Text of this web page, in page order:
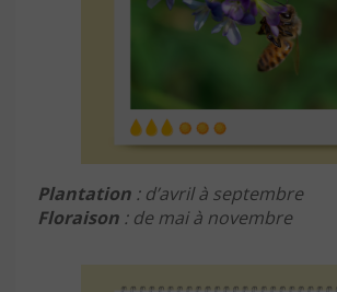
Plantation : d’avril à septembre
Floraison : de mai à novembre